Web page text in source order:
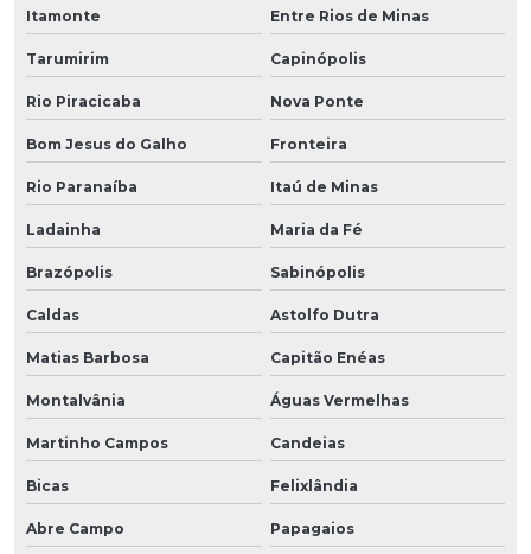
Itamonte Entre Rios de Minas
Tarumirim Capinópolis
Rio Piracicaba Nova Ponte
Bom Jesus do Galho Fronteira
Rio Paranaíba Itaú de Minas
Ladainha Maria da Fé
Brazópolis Sabinópolis
Caldas Astolfo Dutra
Matias Barbosa Capitão Enéas
Montalvânia Águas Vermelhas
Martinho Campos Candeias
Bicas Felixlândia
Abre Campo Papagaios